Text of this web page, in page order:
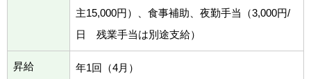
主15,000円）、食事補助、夜勤手当（3,000円/
日 残業手当は別途支給）
昇給 年1回（4月）